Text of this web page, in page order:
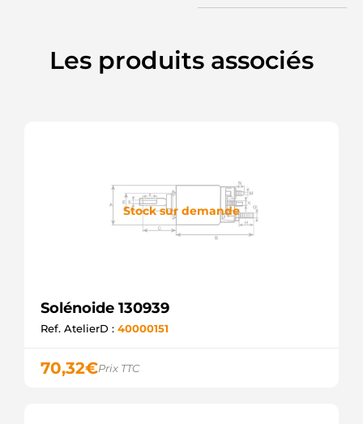
MAHLE
AS-PL
Les produits associés
Stock sur demande
Solénoide 130939
Ref. AtelierD : 40000151
70,32€Prix TTC